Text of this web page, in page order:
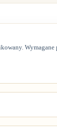
Wymagane